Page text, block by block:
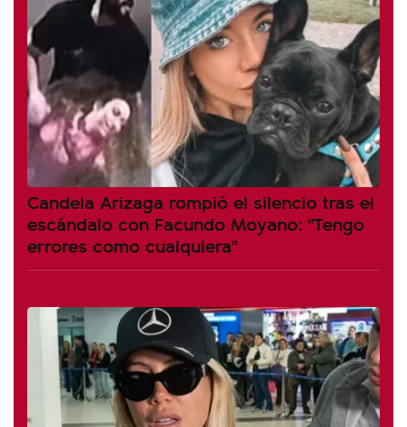
Candela Arizaga rompió el silencio tras el
escándalo con Facundo Moyano: "Tengo
errores como cualquiera"